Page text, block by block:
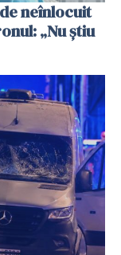
neînlocuit
„Nu știu